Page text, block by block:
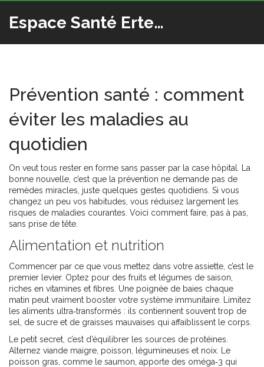
Espace Santé Ertedis
Prévention santé : comment
éviter les maladies au
quotidien
On veut tous rester en forme sans passer par la case hôpital. La
bonne nouvelle, c’est que la prévention ne demande pas de
remèdes miracles, juste quelques gestes quotidiens. Si vous
changez un peu vos habitudes, vous réduisez largement les
risques de maladies courantes. Voici comment faire, pas à pas,
sans prise de tête.
Alimentation et nutrition
Commencer par ce que vous mettez dans votre assiette, c’est le
premier levier. Optez pour des fruits et légumes de saison,
riches en vitamines et fibres. Une poignée de baies chaque
matin peut vraiment booster votre système immunitaire. Limitez
les aliments ultra‑transformés : ils contiennent souvent trop de
sel, de sucre et de graisses mauvaises qui affaiblissent le corps.
Le petit secret, c’est d’équilibrer les sources de protéines.
Alternez viande maigre, poisson, légumineuses et noix. Le
poisson gras, comme le saumon, apporte des oméga‑3 qui